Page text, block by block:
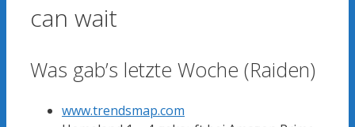
can wait
Was gab’s letzte Woche (Raiden)
www.trendsmap.com